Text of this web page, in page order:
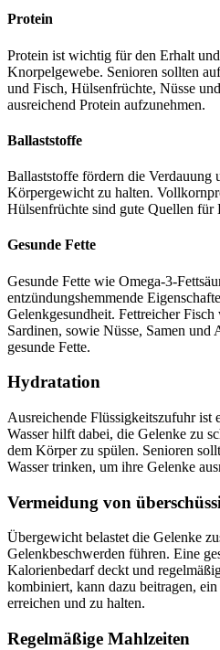
Protein
Protein ist wichtig für den Erhalt
Knorpelgewebe. Senioren sollten
und Fisch, Hülsenfrüchte, Nüsse
ausreichend Protein aufzunehmen.
Ballaststoffe
Ballaststoffe fördern die Verdauung
Körpergewicht zu halten.
Hülsenfrüchte sind gute Quellen für
Gesunde Fette
Gesunde Fette wie Omega-3-
entzündungshemmende
Gelenkgesundheit. Fettreicher
Sardinen, sowie Nüsse, Samen
gesunde Fette.
Hydratation
Ausreichende Flüssigkeitszufuhr ist
Wasser hilft dabei, die Gelenke zu
dem Körper zu spülen. Senioren
Wasser trinken, um ihre Gelenke
Vermeidung von
Übergewicht belastet die Gelenke
Gelenkbeschwerden führen. Eine
Kalorienbedarf deckt und
kombiniert, kann dazu beitragen,
erreichen und zu halten.
Regelmäßige Mahlzeiten